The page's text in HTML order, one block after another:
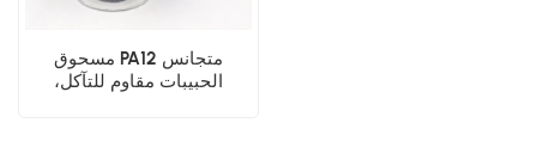
مسحوق PA12 متجانس
الحبيبات مقاوم للتآكل،